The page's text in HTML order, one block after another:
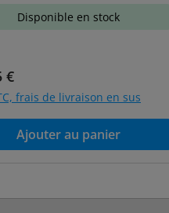
Disponible en stock
:
€
frais de livraison en sus
Ajouter au panier